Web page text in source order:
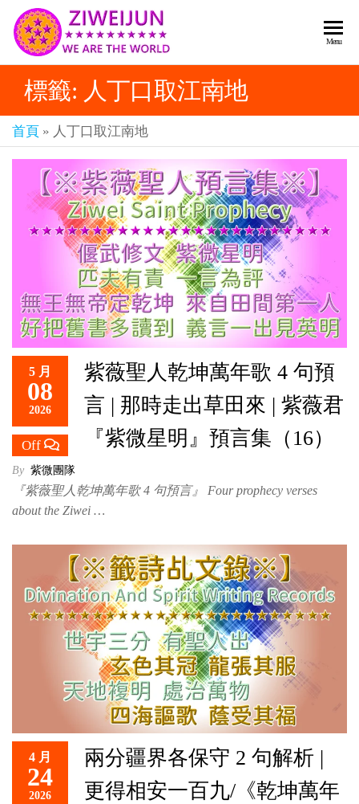
紫薇
聖人
《推
背
圖》
預
言-
紫薇
君寰
宇傳
奇官
網
樂
人
人
都
是
彌
賽
亞-
個
個
都
救
世
主
Menu
標籤: 人丁口取江南地
首頁 » 人丁口取江南地
5 月
08
2026
Off
紫薇聖人乾坤萬年歌 4 句預
言 | 那時走出草田來 | 紫薇君
『紫微星明』預言集（16）
By 紫微團隊
『紫薇聖人乾坤萬年歌 4 句預言』 Four prophecy verses
about the Ziwei …
4 月
24
2026
兩分疆界各保守 2 句解析 |
更得相安一百九/《乾坤萬年